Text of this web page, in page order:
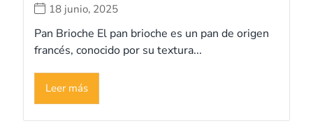
18 junio, 2025
Pan Brioche El pan brioche es un pan de origen
francés, conocido por su textura...
Leer más